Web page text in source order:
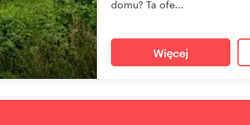
domu? Ta ofe...
Więcej